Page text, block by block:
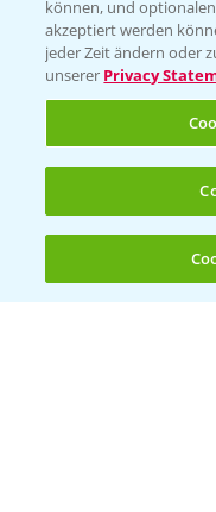
Standortreport
im Vergleich
31.03.2025
können, und
akzeptiert werden
jeder Zeit ändern oder
unserer Privacy